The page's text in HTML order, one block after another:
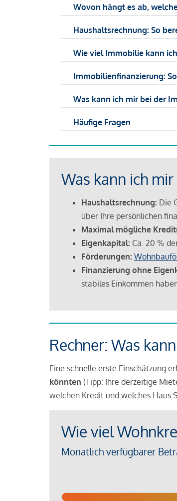
Wovon hängt es ab,
Haushaltsrechnung: So
Wie viel Immobilie kann
Immobilienfinanzierung:
Was kann ich mir bei der
Häufige Fragen
Was kann ich
Haushaltsrechnung: Die
über Ihre persönlichen
Maximal mögliche
Eigenkapital: Ca. 20 %
Förderungen:
Finanzierung ohne
stabiles Einkommen
Rechner: Was
Eine schnelle erste Einschätzung
könnten (Tipp: Ihre derzeitige
welchen Kredit und welches Haus
Wie viel
Monatlich verfügbarer